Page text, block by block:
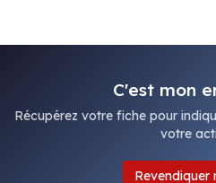
C'est mon
Récupérez votre fiche pour
votre
Revendiquer